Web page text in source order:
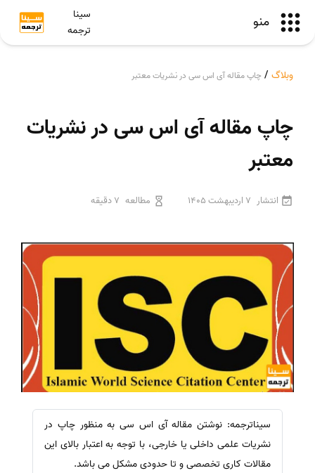
منو
سینا
ترجمه
وبلاگ / چاپ مقاله آی اس سی در نشریات معتبر
چاپ مقاله آی اس سی در نشریات
معتبر
انتشار 7 اردیبهشت 1405 مطالعه 7 دقیقه
سیناترجمه: نوشتن مقاله آی اس سی به منظور چاپ در
نشریات علمی داخلی یا خارجی، با توجه به اعتبار بالای این
مقالات کاری تخصصی و تا حدودی مشکل می باشد.